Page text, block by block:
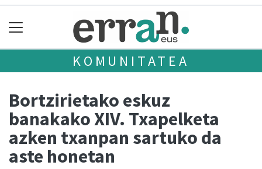
KOMUNITATEA
Bortzirietako eskuz
banakako XIV. Txapelketa
azken txanpan sartuko da
aste honetan